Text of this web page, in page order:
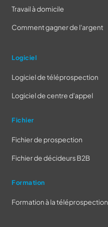
Travail à domicile
Comment gagner de l'argent
Logiciel
Logiciel de téléprospection
Logiciel de centre d'appel
Fichier
Fichier de prospection
Fichier de décideurs B2B
Formation
Formation à la téléprospection